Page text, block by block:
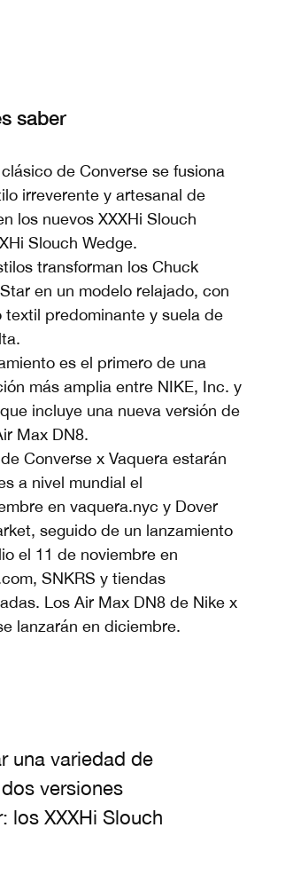
saber
de Converse se fusiona
irreverente y artesanal de
los nuevos XXXHi Slouch
Slouch Wedge.
transforman los Chuck
en un modelo relajado, con
textil predominante y suela de
es el primero de una
más amplia entre NIKE, Inc. y
incluye una nueva versión de
Max DN8.
Converse x Vaquera estarán
a nivel mundial el
en vaquera.nyc y Dover
seguido de un lanzamiento
el 11 de noviembre en
SNKRS y tiendas
Los Air Max DN8 de Nike x
lanzarán en diciembre.
una variedad de
versiones
los XXXHi Slouch